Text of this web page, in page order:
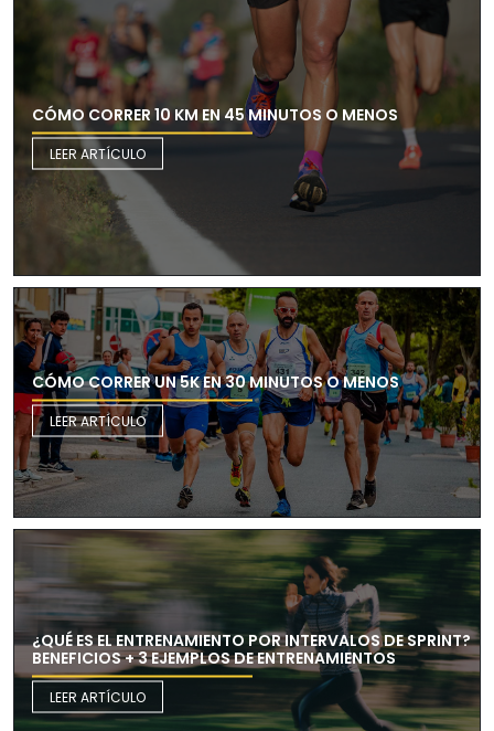
CÓMO CORRER 10 KM EN 45 MINUTOS O MENOS
LEER ARTÍCULO
CÓMO CORRER UN 5K EN 30 MINUTOS O MENOS
LEER ARTÍCULO
¿QUÉ ES EL ENTRENAMIENTO POR INTERVALOS DE SPRINT?
BENEFICIOS + 3 EJEMPLOS DE ENTRENAMIENTOS
LEER ARTÍCULO